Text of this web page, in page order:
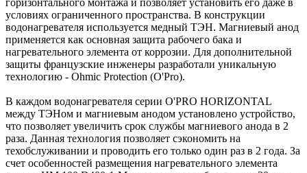
горизонтального монтажа и позволяет установить его даже в
условиях ограниченного пространства. В конструкции
водонагревателя используется медный ТЭН. Магниевый анод
применяется как основная защита рабочего бака и
нагревательного элемента от коррозии. Для дополнительной
защиты французские инженеры разработали уникальную
технологию - Ohmic Protection (O'Pro).
В каждом водонагревателя серии O'PRO HORIZONTAL
между ТЭНом и магниевым анодом установлено устройство,
что позволяет увеличить срок службы магниевого анода в 2
раза. Данная технология позволяет сэкономить на
техобслуживании и проводить его только один раз в 2 года. За
счет особенностей размещения нагревательного элемента